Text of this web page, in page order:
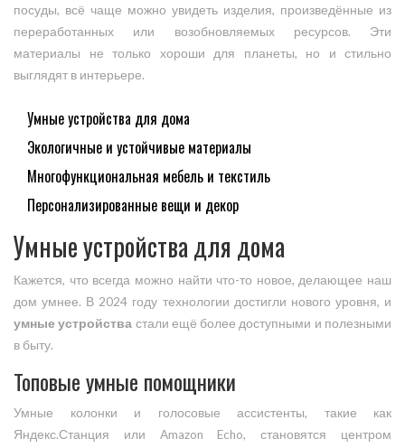
посуды, всё чаще можно увидеть изделия, произведённые из
переработанных или возобновляемых ресурсов. Эти
материалы не только хороши для планеты, но и стильно
выглядят в интерьере.
Умные устройства для дома
Экологичные и устойчивые материалы
Многофункциональная мебель и текстиль
Персонализированные вещи и декор
Умные устройства для дома
Кажется, что всегда можно найти что-то новое, делающее наш
дом умнее. В 2024 году технологии достигли нового уровня, и
умные устройства стали ещё более доступными и полезными
в быту.
Топовые умные помощники
Умные колонки и голосовые ассистенты, такие как
Яндекс.Станция или Amazon Echo, становятся центром